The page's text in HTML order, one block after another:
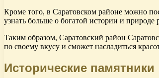
Кроме того, в Саратовском районе можно
узнать больше о богатой истории и
Таким образом, Саратовский район
по своему вкусу и сможет насладиться
Исторические памятники